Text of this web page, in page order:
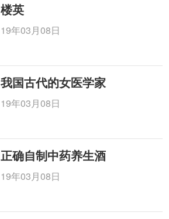
楼英
19年03月08日
我国古代的女医学家
19年03月08日
正确自制中药养生酒
19年03月08日